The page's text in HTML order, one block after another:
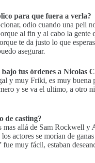
para que fuera a verla?
odio cuando una peli
al fin y al cabo la
te da justo lo que
asegurar.
tus órdenes a Nicolas
y muy Friki, es muy buena
y se va el ultimo, a otro
de casting?
mas allá de Sam Rockwell
actores se morían de
fue muy fácil, estaban